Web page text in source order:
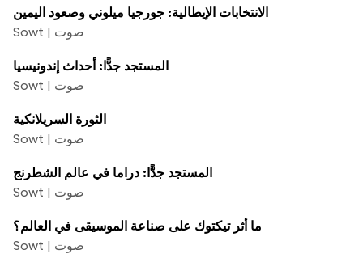
الانتخابات الإيطالية: جورجيا ميلوني وصعود اليمين
Sowt | صوت
المستجد جدًّا: أحداث إندونيسيا
Sowt | صوت
الثورة السريلانكية
Sowt | صوت
المستجد جدًّا: دراما في عالم الشطرنج
Sowt | صوت
ما أثر تيكتوك على صناعة الموسيقى في العالم؟
Sowt | صوت